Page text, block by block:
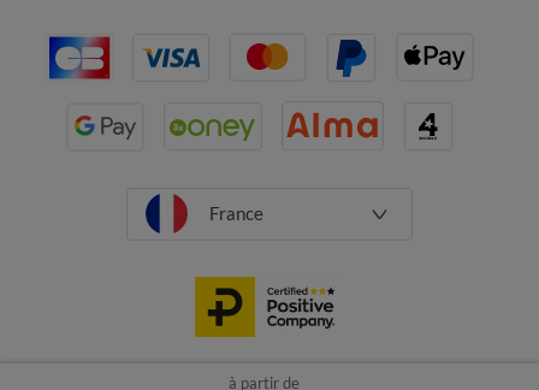
à partir de
France